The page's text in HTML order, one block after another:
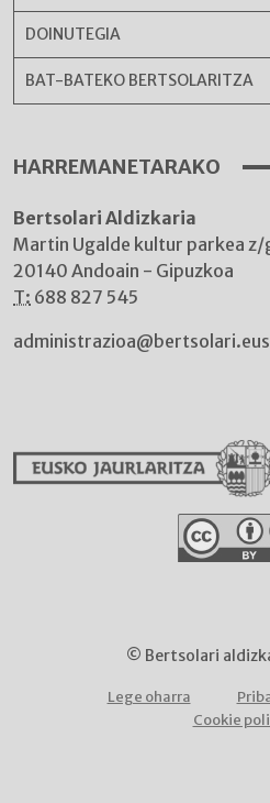
DOINUTEGIA
BAT-BATEKO BERTSOLARITZA
HARREMANETARAKO
Bertsolari Aldizkaria
Martin Ugalde kultur parkea z/
20140 Andoain - Gipuzkoa
T: 688 827 545
administrazioa@bertsolari.eus
© Bertsolari
Lege oharra
Cookie